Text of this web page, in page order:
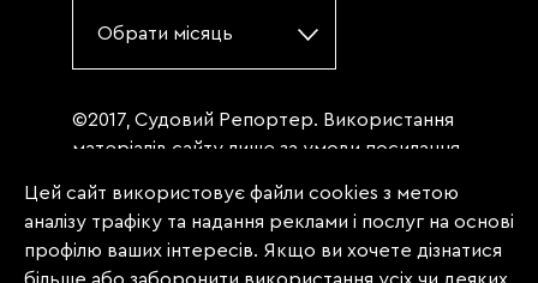
Обрати місяць
©2017, Судовий Репортер. Використання
матеріалів сайту лише за умови посилання
«Судовий репортер» не нижче третього
абзацу. Матеріали, щодо яких міститься
заборона на повну републікацію
Цей сайт використовує файли cookies з метою
аналізу трафіку та надання реклами і послуг на основі
профілю ваших інтересів. Якщо ви хочете дізнатися